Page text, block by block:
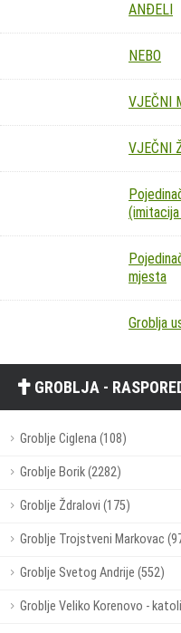
ANĐELI
NEBO
VJEČNI
VJEČNI
mjesta
Groblja
GROBLJA -
Groblje Ciglena (108)
Groblje Borik (2282)
Groblje Ždralovi (175)
Groblje Trojstveni Markovac
Groblje Svetog Andrije (552)
Groblje Veliko Korenovo -